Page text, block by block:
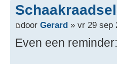
door Gerard » vr 29 sep
Even een reminder: